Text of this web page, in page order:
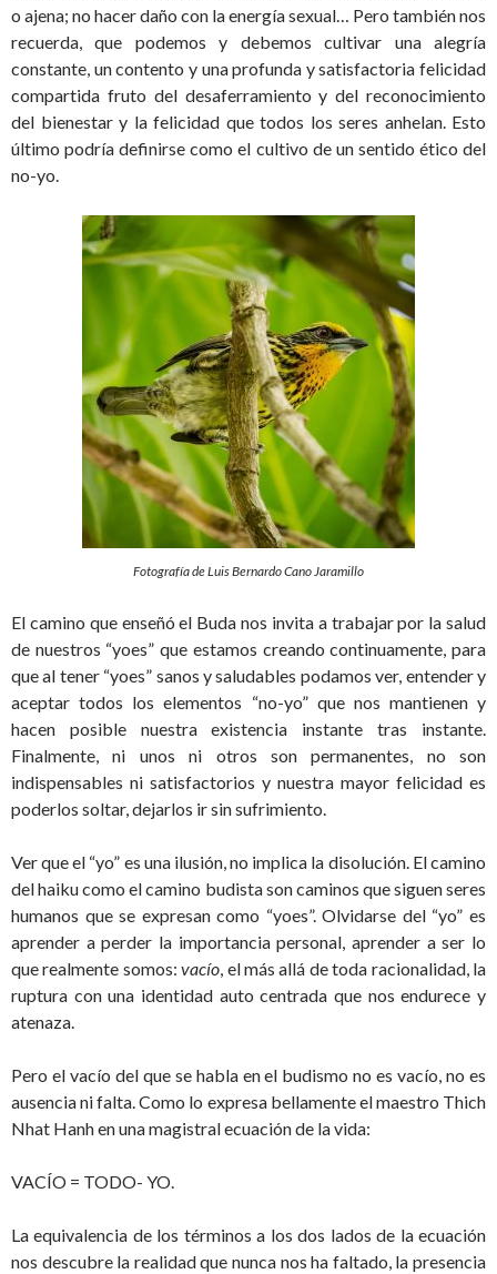
o ajena; no hacer daño con la energía sexual… Pero también nos
recuerda, que podemos y debemos cultivar una alegría
constante, un contento y una profunda y satisfactoria felicidad
compartida fruto del desaferramiento y del reconocimiento
del bienestar y la felicidad que todos los seres anhelan. Esto
último podría definirse como el cultivo de un sentido ético del
no-yo.
Fotografía de Luis Bernardo Cano Jaramillo
El camino que enseñó el Buda nos invita a trabajar por la salud
de nuestros “yoes” que estamos creando continuamente, para
que al tener “yoes” sanos y saludables podamos ver, entender y
aceptar todos los elementos “no-yo” que nos mantienen y
hacen posible nuestra existencia instante tras instante.
Finalmente, ni unos ni otros son permanentes, no son
indispensables ni satisfactorios y nuestra mayor felicidad es
poderlos soltar, dejarlos ir sin sufrimiento.
Ver que el “yo” es una ilusión, no implica la disolución. El camino
del haiku como el camino budista son caminos que siguen seres
humanos que se expresan como “yoes”. Olvidarse del “yo” es
aprender a perder la importancia personal, aprender a ser lo
que realmente somos:vacío, el más allá de toda racionalidad, la
ruptura con una identidad auto centrada que nos endurece y
atenaza.
Pero el vacío del que se habla en el budismo no es vacío, no es
ausencia ni falta. Como lo expresa bellamente el maestro Thich
Nhat Hanh en una magistral ecuación de la vida:
VACÍO = TODO- YO.
La equivalencia de los términos a los dos lados de la ecuación
nos descubre la realidad que nunca nos ha faltado, la presencia